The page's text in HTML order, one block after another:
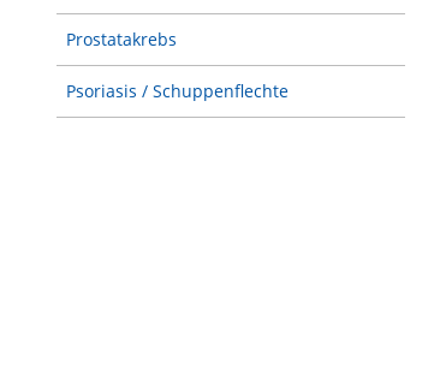
Prostatakrebs
Psoriasis / Schuppenflechte